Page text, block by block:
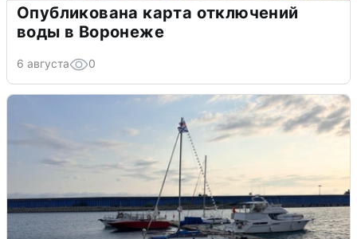
Опубликована карта отключений
воды в Воронеже
6 августа 0